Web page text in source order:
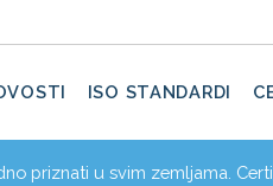
ISO STANDARDI
priznati u svim zemljama.